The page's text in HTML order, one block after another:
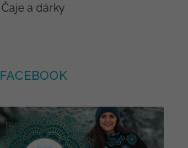
Čaje a dárky
FACEBOOK